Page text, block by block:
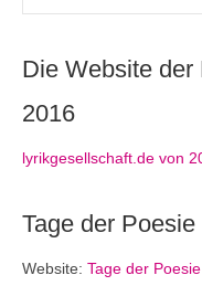
Die Website der
2016
lyrikgesellschaft.de von
Tage der
Website: Tage der